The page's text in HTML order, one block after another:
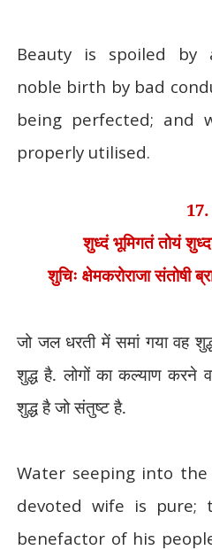
Beauty is spoiled by
noble birth by bad
being perfected; and
properly utilised.
17.
शुध्दं भूमिगतं तोयं
शुचिः क्षेमकरोराजा संतोषी
जो जल धरती में समां गया वह शुद्ध
शुद्ध है. लोगों का कल्याण करने
शुद्ध है जो संतुष्ट है.
Water seeping into
devoted wife is pure;
benefactor of his